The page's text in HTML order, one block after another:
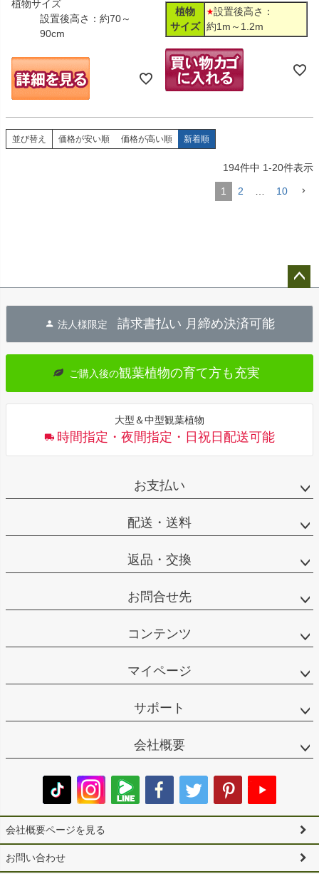
植物サイズ
設置後高さ：約70～
90cm
植物
サイズ
設置後高さ：
約1m～1.2m
並び替え 価格が安い順 価格が高い順 新着順
194件中 1-20件表示
1 2 … 10
へ
法人様限定 請求書払い 月締め決済可能
ご購入後の観葉植物の育て方も充実
大型＆中型観葉植物
時間指定・夜間指定・日祝日配送可能
お支払い
配送・送料
返品・交換
お問合せ先
コンテンツ
マイページ
サポート
会社概要
会社概要ページを見る
お問い合わせ